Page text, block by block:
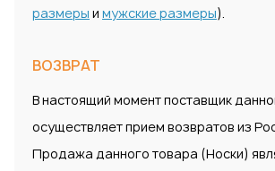
размеры и мужские размеры).
ВОЗВРАТ
В настоящий момент поставщик
осуществляет прием возвратов из
Продажа данного товара (Носки)